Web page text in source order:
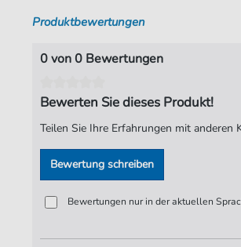
Künstler:
Quinn
Autoren:
Scharfenberger
Spieldauer:
02:55
ND-Verlag
Produktbewertungen
0 von 0 Bewertungen
Bewerten Sie dieses Produkt!
Teilen Sie Ihre Erfahrungen mit anderen
Bewertung schreiben
Bewertungen nur in der aktuellen